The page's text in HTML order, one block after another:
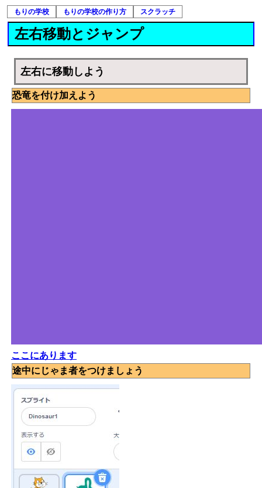
もりの学校 もりの学校の作り方 スクラッチ
左右移動とジャンプ
左右に移動しよう
恐竜を付け加えよう
ここにあります
途中にじゃま者をつけましょう